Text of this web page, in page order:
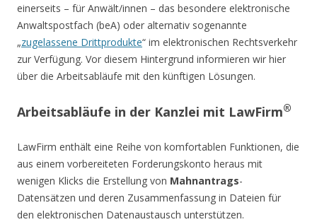
einerseits – für Anwält/innen – das besondere elektronische
Anwaltspostfach (beA) oder alternativ sogenannte
„zugelassene Drittprodukte“ im elektronischen Rechtsverkehr
zur Verfügung. Vor diesem Hintergrund informieren wir hier
über die Arbeitsabläufe mit den künftigen Lösungen.
Arbeitsabläufe in der Kanzlei mit LawFirm®
LawFirm enthält eine Reihe von komfortablen Funktionen, die
aus einem vorbereiteten Forderungskonto heraus mit
wenigen Klicks die Erstellung von Mahnantrags-
Datensätzen und deren Zusammenfassung in Dateien für
den elektronischen Datenaustausch unterstützen.